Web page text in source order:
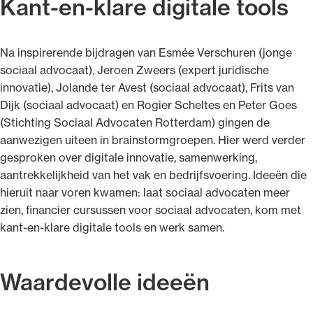
Kant-en-klare digitale tools
Na inspirerende bijdragen van Esmée Verschuren (jonge
sociaal advocaat), Jeroen Zweers (expert juridische
innovatie), Jolande ter Avest (sociaal advocaat), Frits van
Dijk (sociaal advocaat) en Rogier Scheltes en Peter Goes
(Stichting Sociaal Advocaten Rotterdam) gingen de
aanwezigen uiteen in brainstormgroepen. Hier werd verder
gesproken over digitale innovatie, samenwerking,
aantrekkelijkheid van het vak en bedrijfsvoering. Ideeën die
hieruit naar voren kwamen: laat sociaal advocaten meer
zien, financier cursussen voor sociaal advocaten, kom met
kant-en-klare digitale tools en werk samen.
Waardevolle ideeën